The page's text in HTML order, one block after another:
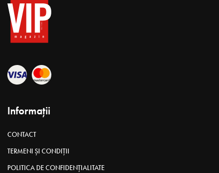
Informații
CONTACT
TERMENI ȘI CONDIȚII
POLITICA DE CONFIDENȚIALITATE